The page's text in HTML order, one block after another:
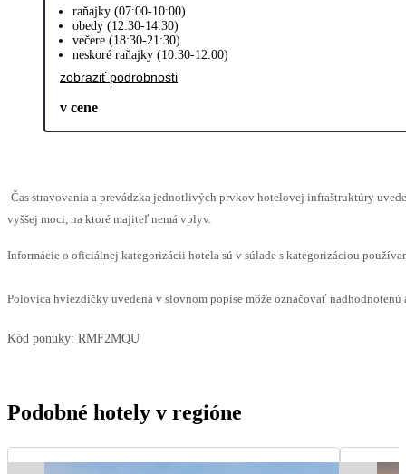
raňajky (07:00-10:00)
obedy (12:30-14:30)
večere (18:30-21:30)
neskoré raňajky (10:30-12:00)
zobraziť podrobnosti
v cene
Čas stravovania a prevádzka jednotlivých prvkov hotelovej infraštruktúry
vyššej moci, na ktoré majiteľ nemá vplyv.
Informácie o oficiálnej kategorizácii hotela sú v súlade s kategorizáciou
Polovica hviezdičky uvedená v slovnom popise môže označovať
Kód ponuky: RMF2MQU
Podobné hotely v regióne